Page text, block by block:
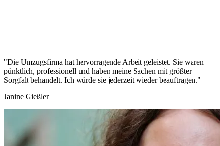
"Die Umzugsfirma hat hervorragende Arbeit geleistet. Sie waren
pünktlich, professionell und haben meine Sachen mit größter
Sorgfalt behandelt. Ich würde sie jederzeit wieder beauftragen."
Janine Gießler